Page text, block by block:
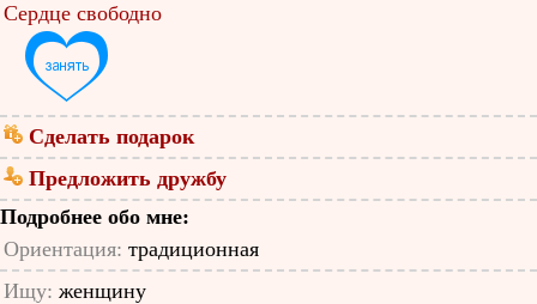
Сердце свободно
Сделать подарок
Предложить дружбу
Подробнее обо мне:
Ориентация: традиционная
Ищу: женщину